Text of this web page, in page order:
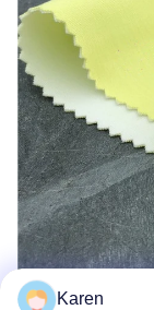
Karen